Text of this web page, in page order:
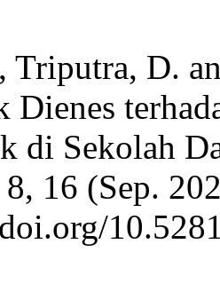
Triputra, D.
Dienes
di Sekolah
8, 16 (Sep.